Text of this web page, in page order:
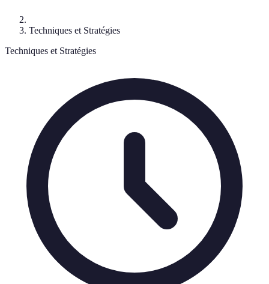
Techniques et Stratégies
Techniques et Stratégies